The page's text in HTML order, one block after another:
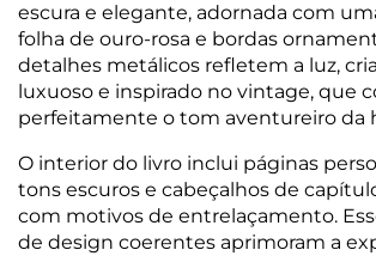
escura e elegante, adornada com
folha de ouro-rosa e bordas
detalhes metálicos refletem a luz,
luxuoso e inspirado no vintage, que
perfeitamente o tom aventureiro da
O interior do livro inclui páginas
tons escuros e cabeçalhos de
com motivos de entrelaçamento.
de design coerentes aprimoram a